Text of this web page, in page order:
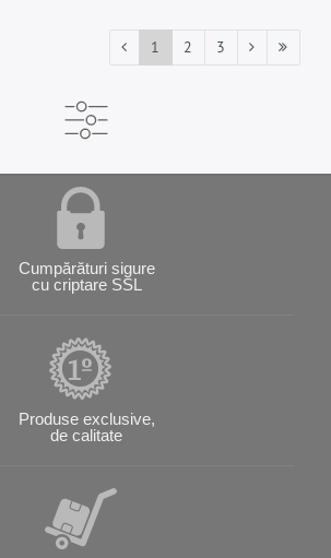
1 2 3
Cumpărături sigure
cu criptare SSL
Produse exclusive,
de calitate